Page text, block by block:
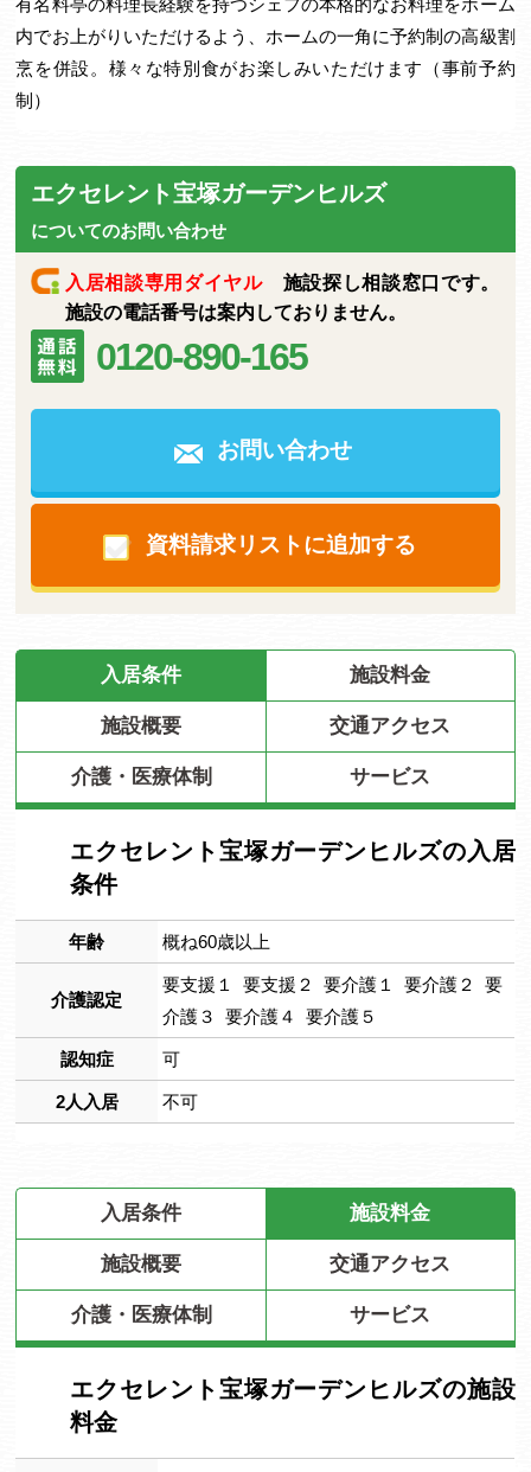
有名料亭の料理長経験を持つシェフの本格的なお料理をホーム
内でお上がりいただけるよう、ホームの一角に予約制の高級割
烹を併設。様々な特別食がお楽しみいただけます（事前予約
制）
エクセレント宝塚ガーデンヒルズ
についてのお問い合わせ
入居相談専用ダイヤル施設探し相談窓口です。
施設の電話番号は案内しておりません。
0120-890-165
お問い合わせ
資料請求リストに追加する
入居条件 施設料金
施設概要 交通アクセス
介護・医療体制 サービス
エクセレント宝塚ガーデンヒルズの入居
条件
年齢 概ね60歳以上
介護認定
要支援１ 要支援２ 要介護１ 要介護２ 要
介護３ 要介護４ 要介護５
認知症 可
2人入居 不可
入居条件 施設料金
施設概要 交通アクセス
介護・医療体制 サービス
エクセレント宝塚ガーデンヒルズの施設
料金